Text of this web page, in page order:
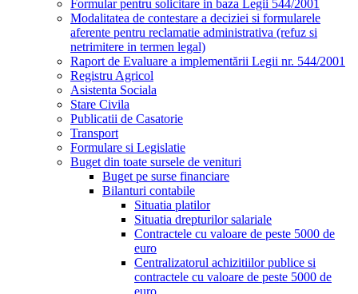
Formular pentru solicitare in baza Legii 544/2001
Modalitatea de contestare a deciziei si formularele
aferente pentru reclamatie administrativa (refuz si
netrimitere in termen legal)
Raport de Evaluare a implementării Legii nr. 544/2001
Registru Agricol
Asistenta Sociala
Stare Civila
Publicatii de Casatorie
Transport
Formulare si Legislatie
Buget din toate sursele de venituri
Buget pe surse financiare
Bilanturi contabile
Situatia platilor
Situatia drepturilor salariale
Contractele cu valoare de peste 5000 de
euro
Centralizatorul achizitiilor publice si
contractele cu valoare de peste 5000 de
euro